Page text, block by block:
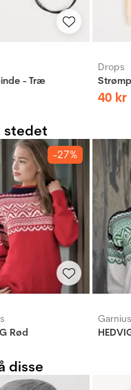
- Træ
Drops
40 kr
stedet
-27%
Rød
Garnius
disse